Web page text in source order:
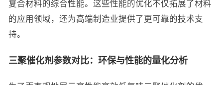
复合材料的综合性能。这些性能的优化不仅拓展了材料
的应用领域，还为高端制造业提供了更可靠的技术支
持。
三聚催化剂参数对比：环保与性能的量化分析